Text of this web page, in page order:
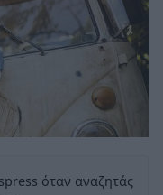
όταν αναζητάς